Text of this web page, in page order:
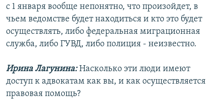
с 1 января вообще непонятно, что произойдет, в
чьем ведомстве будет находиться и кто это будет
осуществлять, либо федеральная миграционная
служба, либо ГУВД, либо полиция - неизвестно.
Ирина Лагунина:Насколько эти люди имеют
доступ к адвокатам как вы, и как осуществляется
правовая помощь?